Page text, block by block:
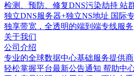
检测、预防、修复DNS污染劫持 站
独立DNS服务器+独立NS地址 国际
独享带宽，全透明的端到端专线服务
关于我们
公司介绍
专业的全球数据中心基础服务提供商
轻松掌握平台最新公告通知 帮助中